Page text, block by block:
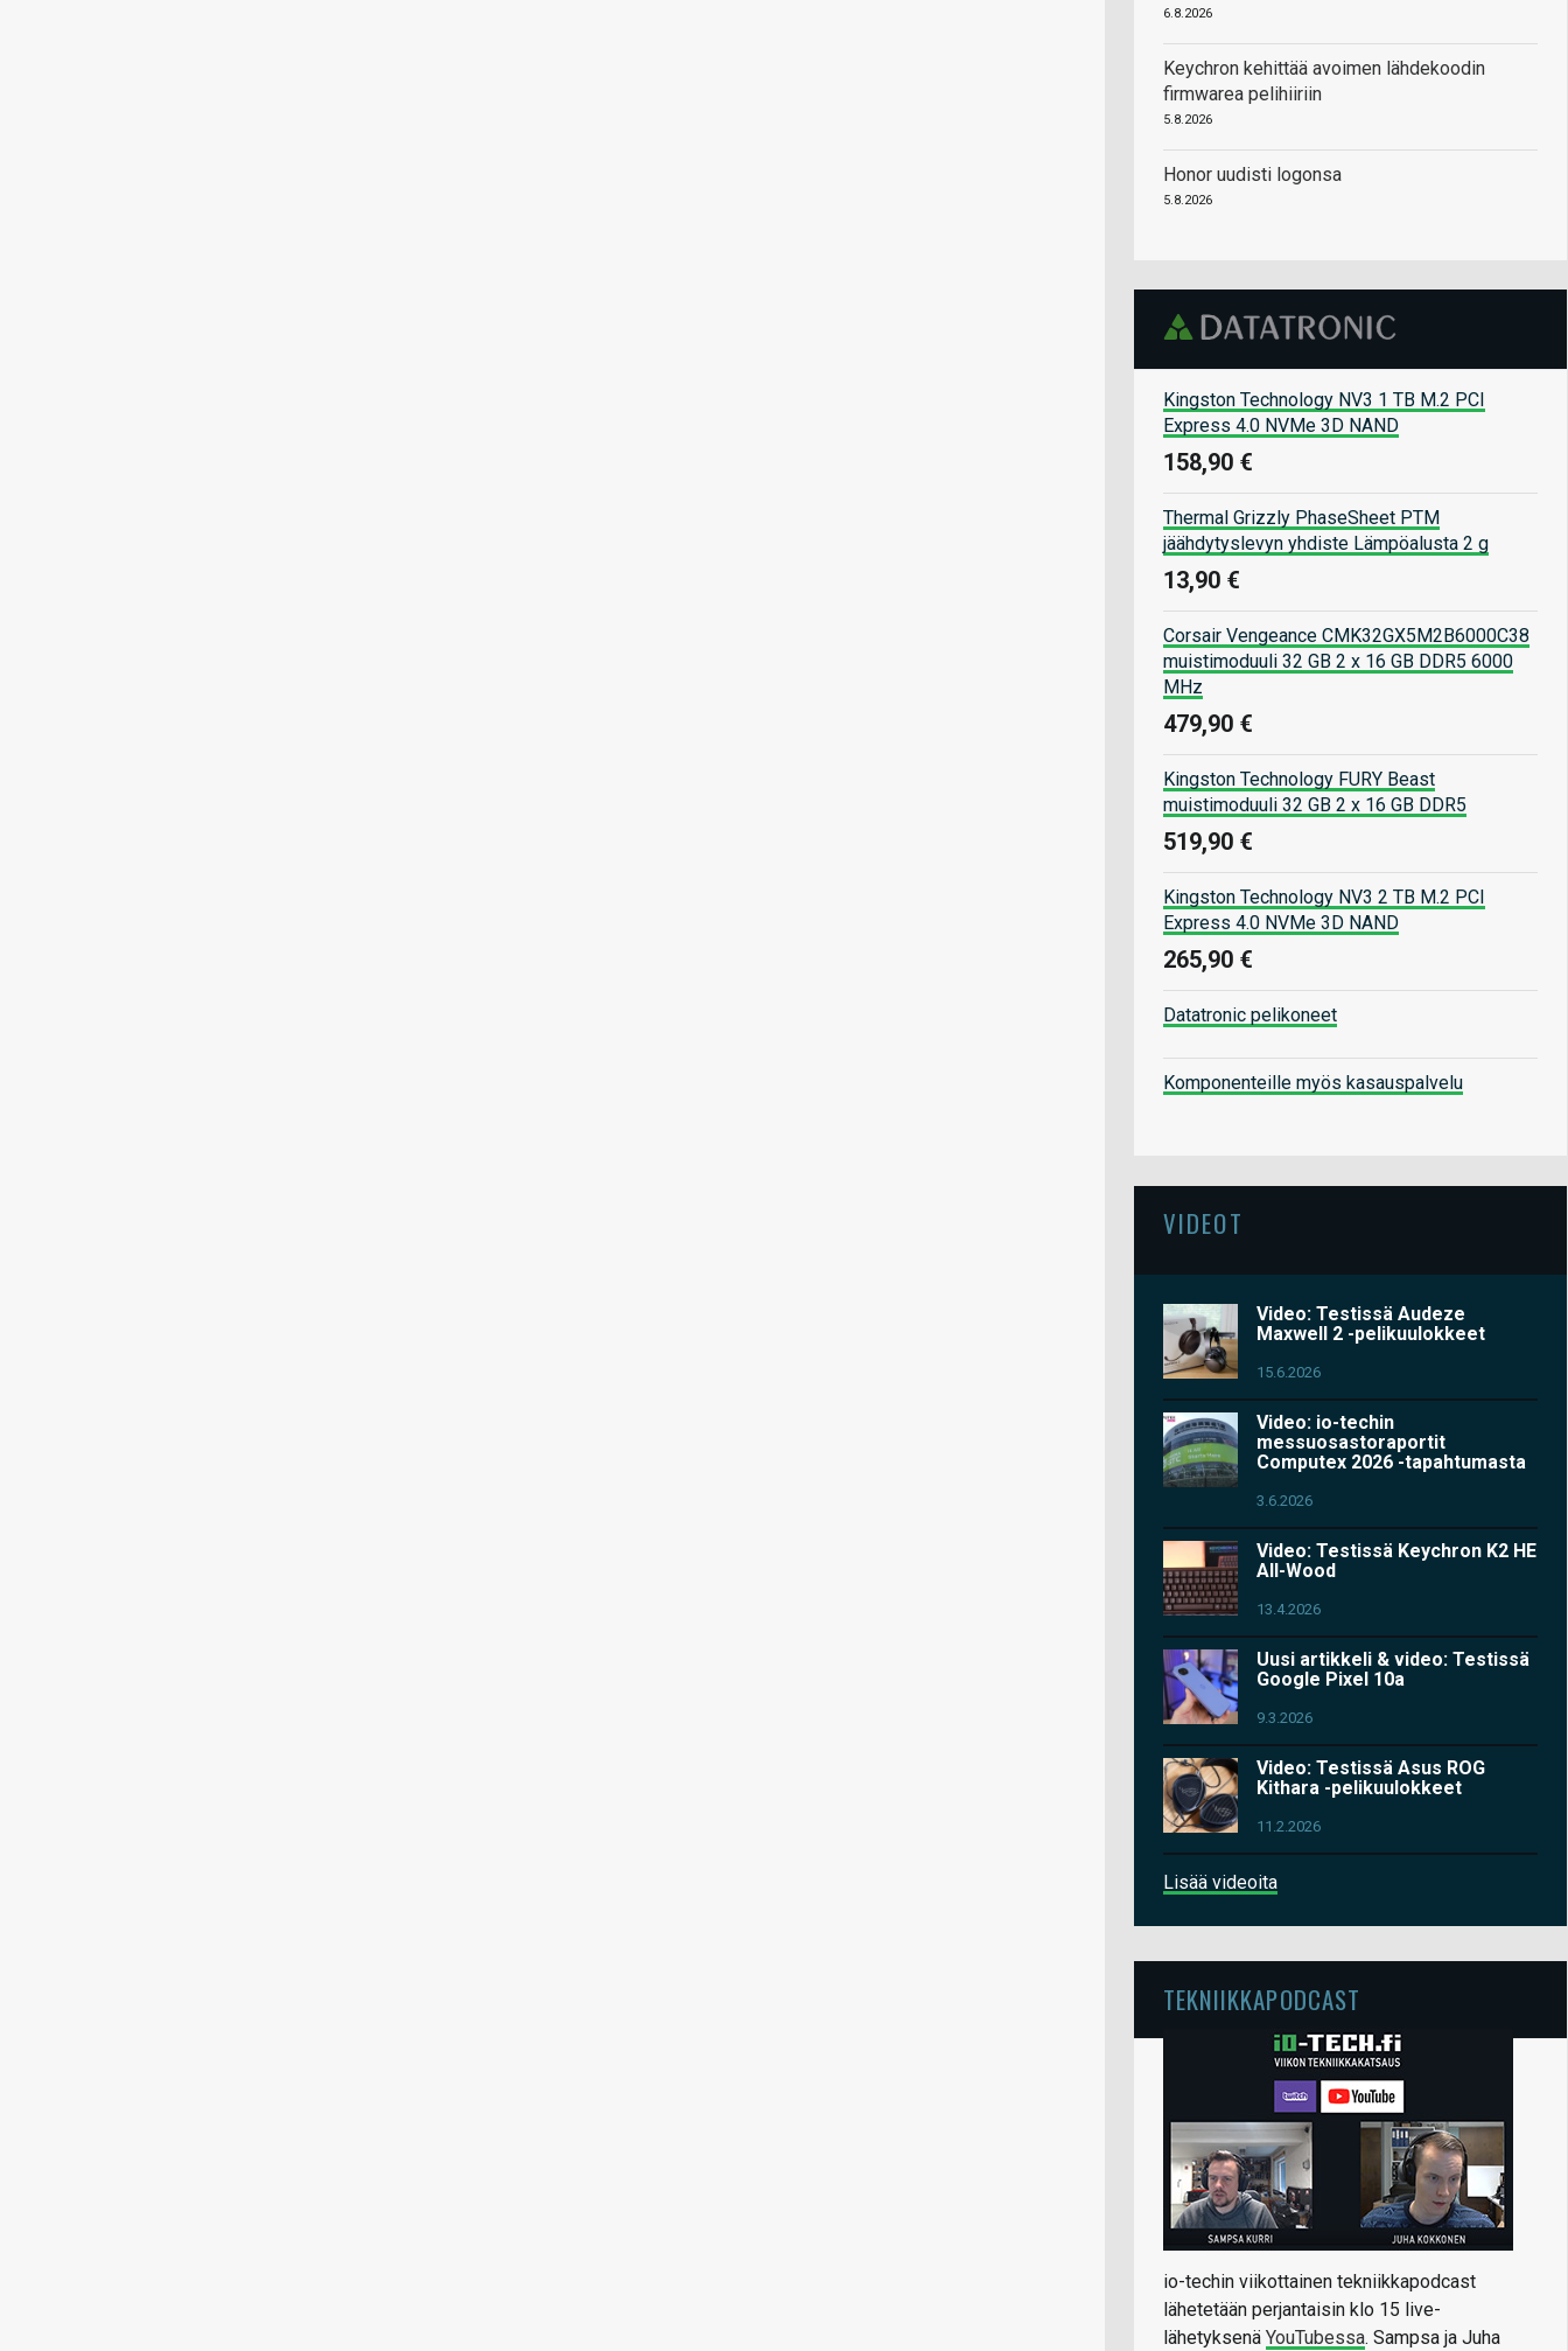
6.8.2026
Keychron kehittää avoimen lähdekoodin
firmwarea pelihiiriin
5.8.2026
Honor uudisti logonsa
5.8.2026
Kingston Technology NV3 1 TB M.2 PCI
Express 4.0 NVMe 3D NAND
158,90 €
Thermal Grizzly PhaseSheet PTM
jäähdytyslevyn yhdiste Lämpöalusta 2 g
13,90 €
Corsair Vengeance CMK32GX5M2B6000C38
muistimoduuli 32 GB 2 x 16 GB DDR5 6000
MHz
479,90 €
Kingston Technology FURY Beast
muistimoduuli 32 GB 2 x 16 GB DDR5
519,90 €
Kingston Technology NV3 2 TB M.2 PCI
Express 4.0 NVMe 3D NAND
265,90 €
Datatronic pelikoneet
Komponenteille myös kasauspalvelu
VIDEOT
Video: Testissä Audeze
Maxwell 2 -pelikuulokkeet
15.6.2026
Video: io-techin
messuosastoraportit
Computex 2026 -tapahtumasta
3.6.2026
Video: Testissä Keychron K2 HE
All-Wood
13.4.2026
Uusi artikkeli & video: Testissä
Google Pixel 10a
9.3.2026
Video: Testissä Asus ROG
Kithara -pelikuulokkeet
11.2.2026
Lisää videoita
TEKNIIKKAPODCAST
io-techin viikottainen tekniikkapodcast
lähetetään perjantaisin klo 15 live-
lähetyksenä YouTubessa. Sampsa ja Juha